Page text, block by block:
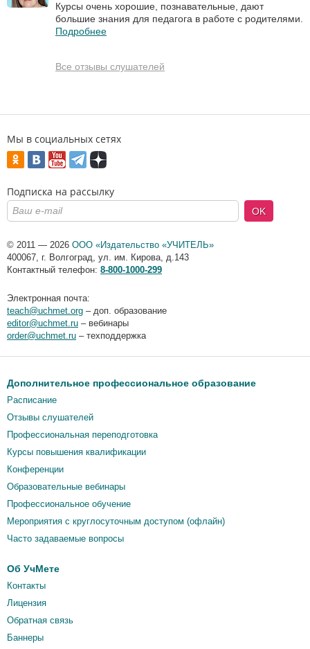
Курсы очень хорошие, познавательные, дают
большие знания для педагога в работе с родителями.
Подробнее
Все отзывы слушателей
Мы в социальных сетях
Подписка на рассылку
OK
© 2011 — 2026 ООО «Издательство «УЧИТЕЛЬ»
400067, г. Волгоград, ул. им. Кирова, д.143
Контактный телефон: 8-800-1000-299
Электронная почта:
teach@uchmet.org – доп. образование
editor@uchmet.ru – вебинары
order@uchmet.ru – техподдержка
Дополнительное профессиональное образование
Расписание
Отзывы слушателей
Профессиональная переподготовка
Курсы повышения квалификации
Конференции
Образовательные вебинары
Профессиональное обучение
Мероприятия c круглосуточным доступом (офлайн)
Часто задаваемые вопросы
Об УчМете
Контакты
Лицензия
Обратная связь
Баннеры